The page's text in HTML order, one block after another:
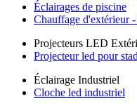
Éclairages de piscine
Chauffage
Projecteurs LED
Projecteur led pour
Éclairage Industriel
Cloche led industriel